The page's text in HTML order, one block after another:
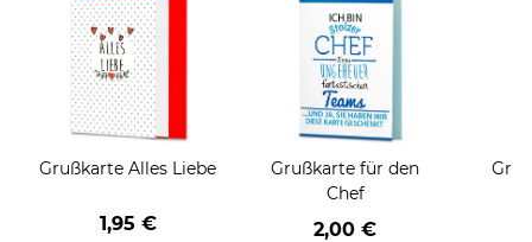
Grußkarte Alles Liebe
1,95 €
Grußkarte für den
Chef
2,00 €